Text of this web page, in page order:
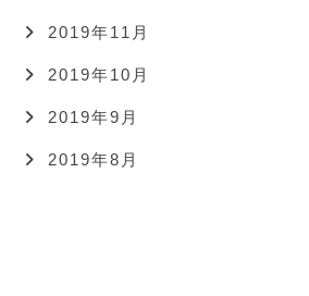
2019年11月
2019年10月
2019年9月
2019年8月